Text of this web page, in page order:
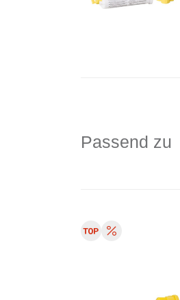
Passend zu